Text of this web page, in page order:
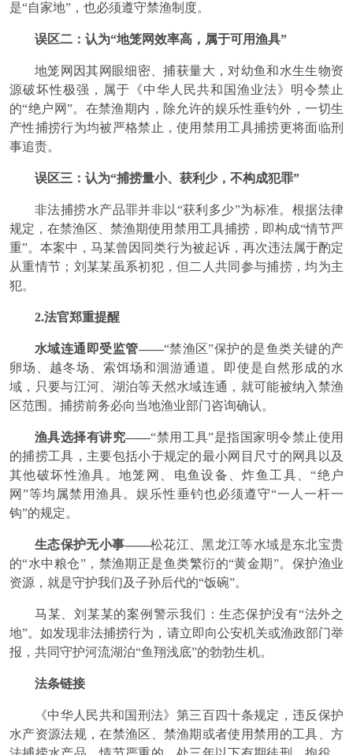
是“自家地”，也必须遵守禁渔制度。
误区二：认为“地笼网效率高，属于可用渔具”
地笼网因其网眼细密、捕获量大，对幼鱼和水生生物资
源破坏性极强，属于《中华人民共和国渔业法》明令禁止
的“绝户网”。在禁渔期内，除允许的娱乐性垂钓外，一切生
产性捕捞行为均被严格禁止，使用禁用工具捕捞更将面临刑
事追责。
误区三：认为“捕捞量小、获利少，不构成犯罪”
非法捕捞水产品罪并非以“获利多少”为标准。根据法律
规定，在禁渔区、禁渔期使用禁用工具捕捞，即构成“情节严
重”。本案中，马某曾因同类行为被起诉，再次违法属于酌定
从重情节；刘某某虽系初犯，但二人共同参与捕捞，均为主
犯。
2.法官郑重提醒
水域连通即受监管——“禁渔区”保护的是鱼类关键的产
卵场、越冬场、索饵场和洄游通道。即使是自然形成的水
域，只要与江河、湖泊等天然水域连通，就可能被纳入禁渔
区范围。捕捞前务必向当地渔业部门咨询确认。
渔具选择有讲究——“禁用工具”是指国家明令禁止使用
的捕捞工具，主要包括小于规定的最小网目尺寸的网具以及
其他破坏性渔具。地笼网、电鱼设备、炸鱼工具、“绝户
网”等均属禁用渔具。娱乐性垂钓也必须遵守“一人一杆一
钩”的规定。
生态保护无小事——松花江、黑龙江等水域是东北宝贵
的“水中粮仓”，禁渔期正是鱼类繁衍的“黄金期”。保护渔业
资源，就是守护我们及子孙后代的“饭碗”。
马某、刘某某的案例警示我们：生态保护没有“法外之
地”。如发现非法捕捞行为，请立即向公安机关或渔政部门举
报，共同守护河流湖泊“鱼翔浅底”的勃勃生机。
法条链接
《中华人民共和国刑法》第三百四十条规定，违反保护
水产资源法规，在禁渔区、禁渔期或者使用禁用的工具、方